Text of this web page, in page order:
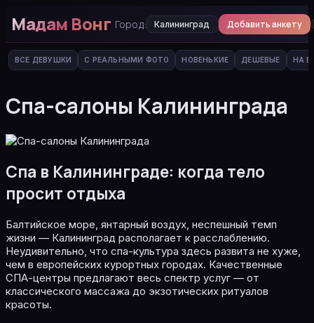
Мадам Вонг Город: Калининград Добавить анкету
ВСЕ ДЕВУШКИ С РЕАЛЬНЫМИ ФОТО НОВЕНЬКИЕ ДЕШЕВЫЕ НА
Спа-салоны Калининграда
Спа в Калининграде: когда тело
просит отдыха
Балтийское море, янтарный воздух, неспешный темп
жизни — Калининград располагает к расслаблению.
Неудивительно, что спа-культура здесь развита не хуже,
чем в европейских курортных городах. Качественные
СПА-центры предлагают весь спектр услуг — от
классического массажа до экзотических ритуалов
красоты.